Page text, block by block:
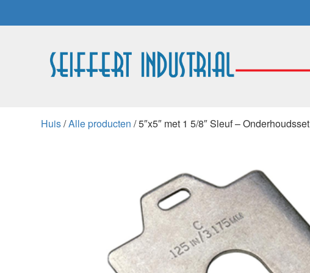
Huis/Alle producten / 5″x5″ met 1 5/8″ Sleuf – Onderhoudsset